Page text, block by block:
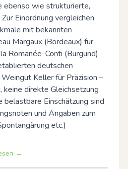
ebenso wie strukturierte,
Einordnung vergleichen
mit bekannten
Margaux (Bordeaux) für
Romanée-Conti (Burgund)
deutschen
Keller für Präzision –
direkte Gleichsetzung
belastbare Einschätzung sind
und Angaben zum
etc.)
→